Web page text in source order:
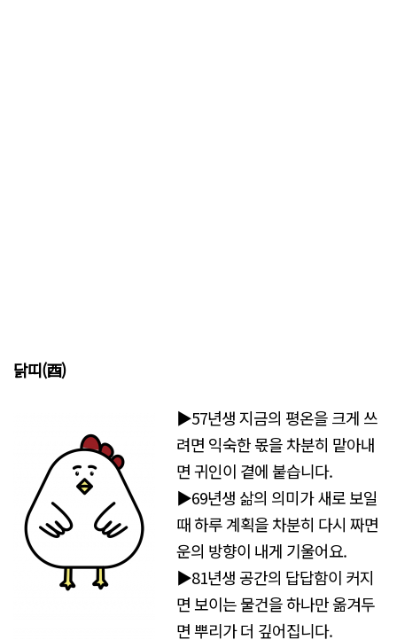
닭띠(酉)
▶57년생 지금의 평온을 크게 쓰
려면 익숙한 몫을 차분히 맡아내
면 귀인이 곁에 붙습니다.
▶69년생 삶의 의미가 새로 보일
때 하루 계획을 차분히 다시 짜면
운의 방향이 내게 기울어요.
▶81년생 공간의 답답함이 커지
면 보이는 물건을 하나만 옮겨두
면 뿌리가 더 깊어집니다.